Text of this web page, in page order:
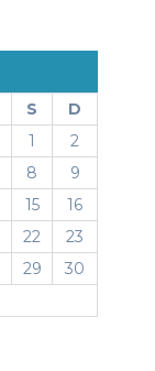
S
D
1
2
8
9
15
16
22
23
29
30